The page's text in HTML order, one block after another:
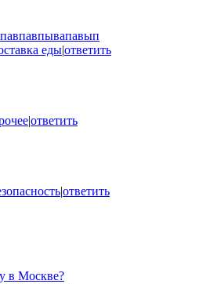
еды|ответить
|ответить
|ответить
в Москве?